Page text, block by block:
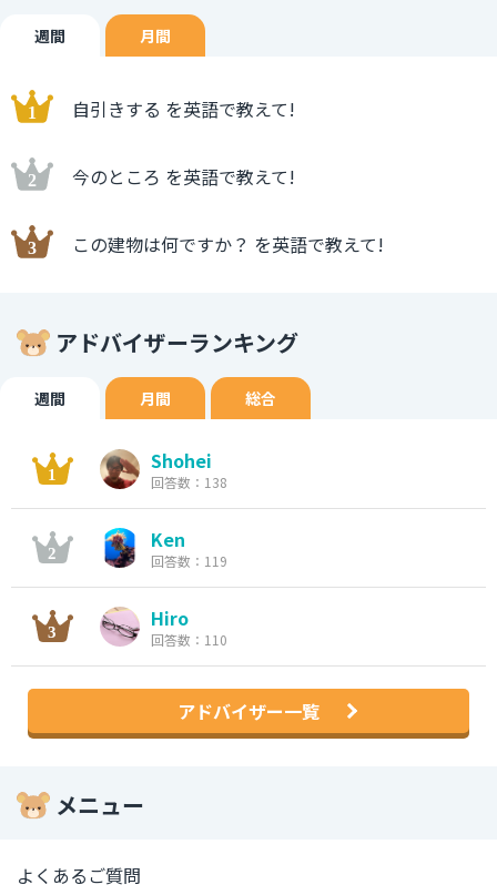
週間 月間
自引きする を英語で教えて!
今のところ を英語で教えて!
この建物は何ですか？ を英語で教えて!
アドバイザーランキング
週間 月間 総合
Shohei
回答数：138
Ken
回答数：119
Hiro
回答数：110
アドバイザー一覧
メニュー
よくあるご質問